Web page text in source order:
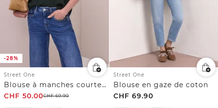
-28%
Street One
Blouse à manches courtes en gaze de coton
CHF 50.00CHF69.90
Street One
Blouse en gaze de coton
CHF 69.90